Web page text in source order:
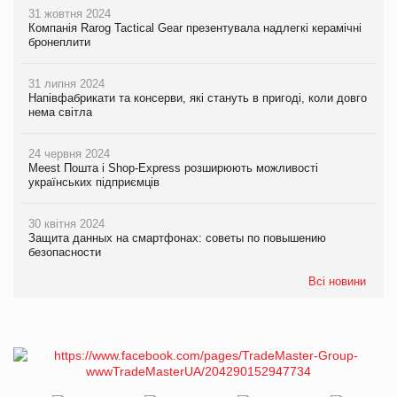
31 жовтня 2024
Компанія Rarog Tactical Gear презентувала надлегкі керамічні
бронеплити
31 липня 2024
Напівфабрикати та консерви, які стануть в пригоді, коли довго
нема світла
24 червня 2024
Meest Пошта і Shop-Express розширюють можливості
українських підприємців
30 квітня 2024
Защита данных на смартфонах: советы по повышению
безопасности
Всі новини